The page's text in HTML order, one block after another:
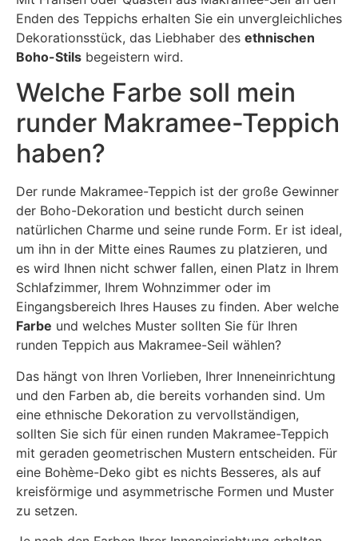
Enden des Teppichs erhalten Sie ein unvergleichliches
Dekorationsstück, das Liebhaber des ethnischen
Boho-Stils begeistern wird.
Welche Farbe soll mein
runder Makramee-Teppich
haben?
Der runde Makramee-Teppich ist der große Gewinner
der Boho-Dekoration und besticht durch seinen
natürlichen Charme und seine runde Form. Er ist ideal,
um ihn in der Mitte eines Raumes zu platzieren, und
es wird Ihnen nicht schwer fallen, einen Platz in Ihrem
Schlafzimmer, Ihrem Wohnzimmer oder im
Eingangsbereich Ihres Hauses zu finden. Aber welche
Farbe und welches Muster sollten Sie für Ihren
runden Teppich aus Makramee-Seil wählen?
Das hängt von Ihren Vorlieben, Ihrer Inneneinrichtung
und den Farben ab, die bereits vorhanden sind. Um
eine ethnische Dekoration zu vervollständigen,
sollten Sie sich für einen runden Makramee-Teppich
mit geraden geometrischen Mustern entscheiden. Für
eine Bohème-Deko gibt es nichts Besseres, als auf
kreisförmige und asymmetrische Formen und Muster
zu setzen.